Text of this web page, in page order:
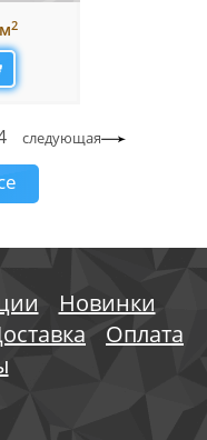
2
следующая
Новинки
Оплата